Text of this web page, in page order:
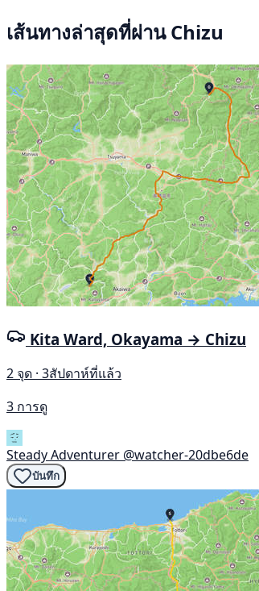
เส้นทางล่าสุดที่ผ่าน Chizu
Kita Ward, Okayama → Chizu
2 จุด · 3สัปดาห์ที่แล้ว
3 การดู
Steady Adventurer @watcher-20dbe6de
บันทึก